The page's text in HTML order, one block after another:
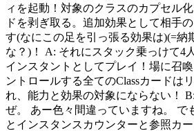
ィを起動！対象のクラスのカプセル
ドを剥ぎ取る。追加効果として相手
す(なにこの足を引っ張る効果は)(=納
な？)！ A: それにスタック乗っけて4
インスタントとしてプレイ！場に召
ントロールする全てのClassカードは
れ、能力と効果の対象にならない！
ぜ。 あー色々間違っていますね。 で
とインスタンスカウンターと参照カ